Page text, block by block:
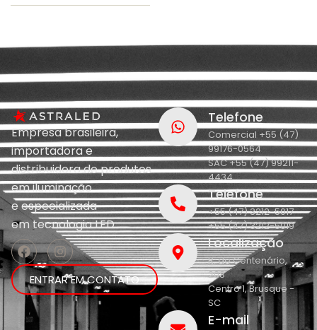
Empresa brasileira,
importadora e
distribuidora de produtos
em iluminação
eespecializada
emtecnologia LED.
ENTRAR EM CONTATO
Telefone
Comercial +55 (47)
99176-0564
SAC +55 (47) 99211-
4434
Telefone
+55 (47) 3212-5017
+55 (47) 3212-5019
Localização
R. do Centenário,
208
Centro 1, Brusque -
SC
E-mail